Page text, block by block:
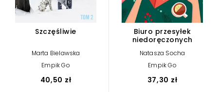
Szczęśliwie
Marta Bielawska
Empik Go
40,50 zł
Biuro przesyłek
niedoręczonych
Natasza Socha
Empik Go
37,30 zł